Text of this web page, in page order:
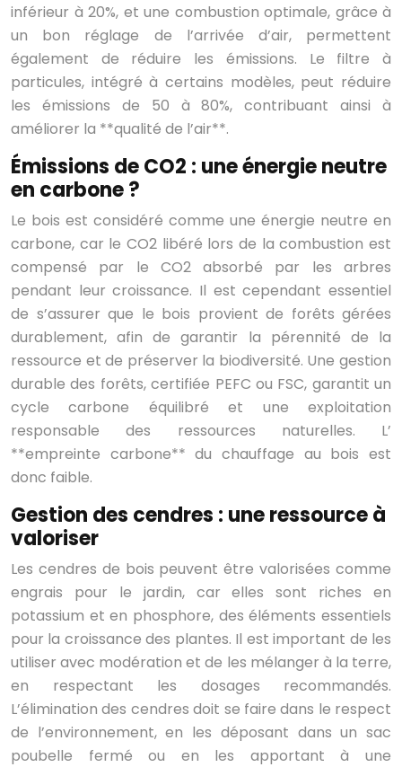
inférieur à 20%, et une combustion optimale, grâce à
un bon réglage de l’arrivée d’air, permettent
également de réduire les émissions. Le filtre à
particules, intégré à certains modèles, peut réduire
les émissions de 50 à 80%, contribuant ainsi à
améliorer la **qualité de l’air**.
Émissions de CO2 : une énergie neutre
en carbone ?
Le bois est considéré comme une énergie neutre en
carbone, car le CO2 libéré lors de la combustion est
compensé par le CO2 absorbé par les arbres
pendant leur croissance. Il est cependant essentiel
de s’assurer que le bois provient de forêts gérées
durablement, afin de garantir la pérennité de la
ressource et de préserver la biodiversité. Une gestion
durable des forêts, certifiée PEFC ou FSC, garantit un
cycle carbone équilibré et une exploitation
responsable des ressources naturelles. L’
**empreinte carbone** du chauffage au bois est
donc faible.
Gestion des cendres : une ressource à
valoriser
Les cendres de bois peuvent être valorisées comme
engrais pour le jardin, car elles sont riches en
potassium et en phosphore, des éléments essentiels
pour la croissance des plantes. Il est important de les
utiliser avec modération et de les mélanger à la terre,
en respectant les dosages recommandés.
L’élimination des cendres doit se faire dans le respect
de l’environnement, en les déposant dans un sac
poubelle fermé ou en les apportant à une